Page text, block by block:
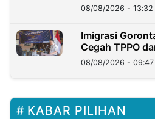
08/08/2026 - 13:32
Imigrasi
Cegah TPPO
08/08/2026 - 09:47
KABAR PILIHAN